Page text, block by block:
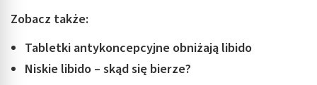
Zobacz także:
Tabletki antykoncepcyjne obniżają libido
Niskie libido – skąd się bierze?